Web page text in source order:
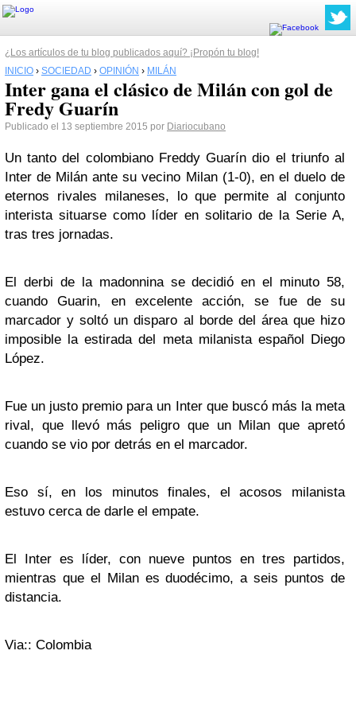
¿Los artículos de tu blog publicados aquí? ¡Propón tu blog!
INICIO › SOCIEDAD › OPINIÓN › MILÁN
Inter gana el clásico de Milán con gol de
Fredy Guarín
Publicado el 13 septiembre 2015 por Diariocubano
Un tanto del colombiano Freddy Guarín dio el triunfo al
Inter de Milán ante su vecino Milan (1-0), en el duelo de
eternos rivales milaneses, lo que permite al conjunto
interista situarse como líder en solitario de la Serie A,
tras tres jornadas.
El derbi de la madonnina se decidió en el minuto 58,
cuando Guarin, en excelente acción, se fue de su
marcador y soltó un disparo al borde del área que hizo
imposible la estirada del meta milanista español Diego
López.
Fue un justo premio para un Inter que buscó más la meta
rival, que llevó más peligro que un Milan que apretó
cuando se vio por detrás en el marcador.
Eso sí, en los minutos finales, el acosos milanista
estuvo cerca de darle el empate.
El Inter es líder, con nueve puntos en tres partidos,
mientras que el Milan es duodécimo, a seis puntos de
distancia.
Via:: Colombia